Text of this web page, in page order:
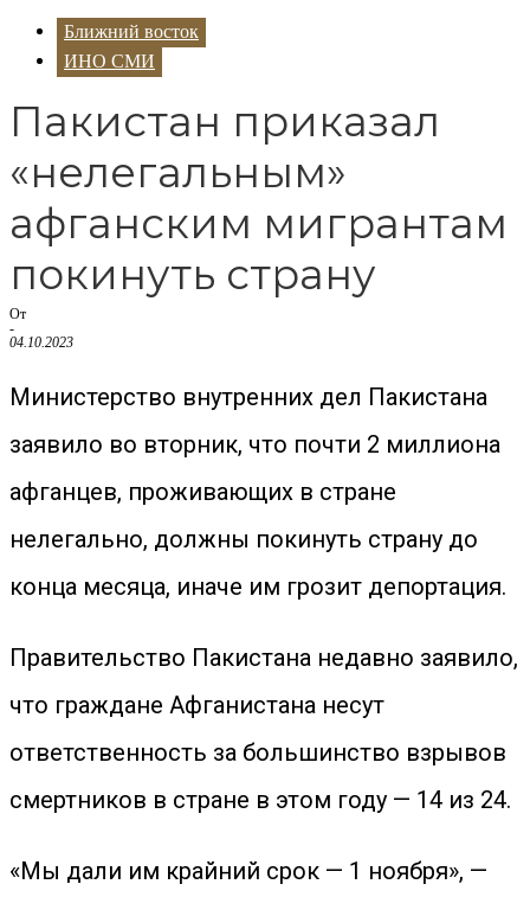
Ближний восток
ИНО СМИ
Пакистан приказал
«нелегальным»
афганским мигрантам
покинуть страну
От
-
04.10.2023
Министерство внутренних дел Пакистана
заявило во вторник, что почти 2 миллиона
афганцев, проживающих в стране
нелегально, должны покинуть страну до
конца месяца, иначе им грозит депортация.
Правительство Пакистана недавно заявило,
что граждане Афганистана несут
ответственность за большинство взрывов
смертников в стране в этом году — 14 из 24.
«Мы дали им крайний срок — 1 ноября», —